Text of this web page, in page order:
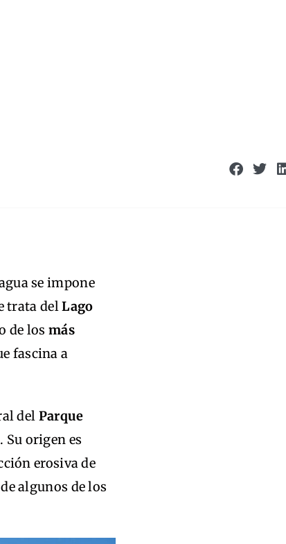
se impone
trata delLago
de losmás
fascina a
del Parque
origen es
erosiva de
algunos de los